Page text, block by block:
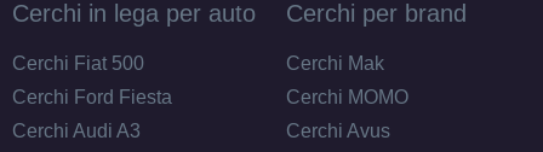
Cerchi in lega per auto
Cerchi Fiat 500
Cerchi Ford Fiesta
Cerchi Audi A3
Cerchi per brand
Cerchi Mak
Cerchi MOMO
Cerchi Avus